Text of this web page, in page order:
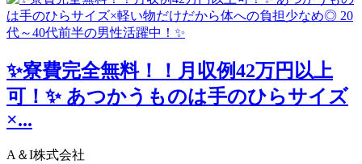
✨寮費完全無料！！月収例42万円以上
可！✨ あつかうものは手のひらサイズ
×...
A＆I株式会社